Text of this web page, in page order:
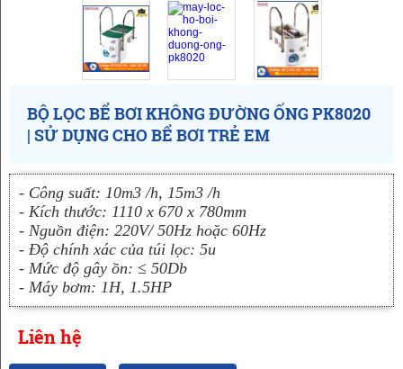
BỘ LỌC BỂ BƠI KHÔNG ĐƯỜNG ỐNG PK8020
| SỬ DỤNG CHO BỂ BƠI TRẺ EM
- Công suất: 10m3 /h, 15m3 /h
- Kích thước: 1110 x 670 x 780mm
- Nguồn điện: 220V/ 50Hz hoặc 60Hz
- Độ chính xác của túi lọc: 5u
- Mức độ gây ồn: ≤ 50Db
- Máy bơm: 1H, 1.5HP
Liên hệ